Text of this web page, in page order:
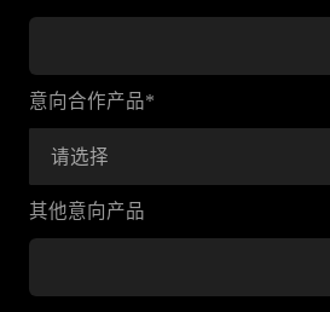
意向合作产品*
请选择
其他意向产品